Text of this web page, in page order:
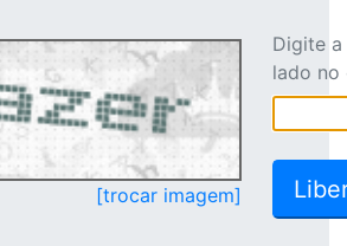
[trocar imagem]
Digite
lado no